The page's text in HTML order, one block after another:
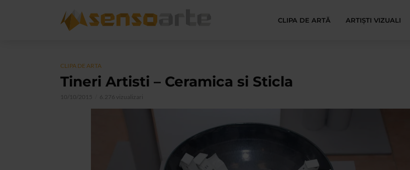
CLIPA DE ARTĂ ARTIȘTI VIZUALI
CLIPA DE ARTA
Tineri Artisti – Ceramica si Sticla
10/10/2015 6.276 vizualizari